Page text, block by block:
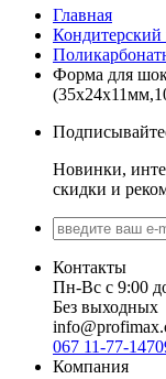
Главная
Кондитерский
Форма для
Новинки,
скидки и
Контакты
Пн-Вс с 9:00
Без выходных
067 11-77-147
Компания